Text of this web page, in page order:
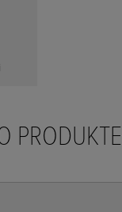
PRODUKTE